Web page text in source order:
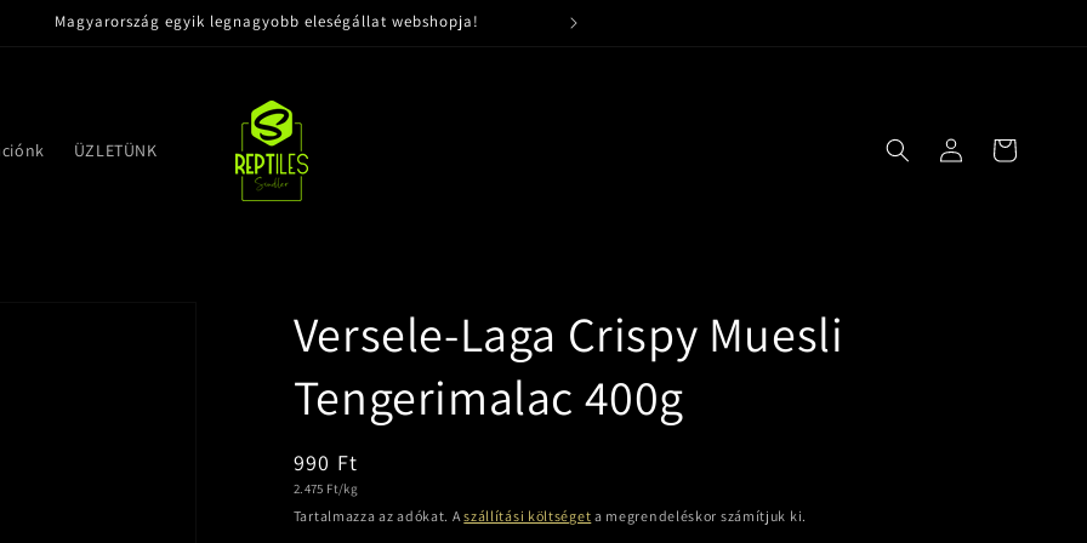
Magyarország egyik legnagyobb eleségállat webshopja!
ÜZLETÜNK BejelentkezésKosár
Versele-Laga Crispy Muesli
Tengerimalac 400g
Normál
ár
990 Ft
Egységár
2.475 Ft/kg
Tartalmazza az adókat. Aszállítási költséget a megrendeléskor számítjuk ki.